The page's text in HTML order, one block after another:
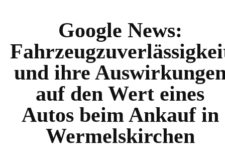
Google News:
und ihre
auf den Wert eines
Autos beim Ankauf in
Wermelskirchen